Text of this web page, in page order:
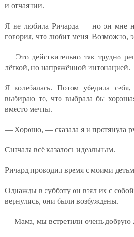
и отчаянии.
Я не любила Ричарда — но он мне
говорил, что любит меня. Возможно,
— Это действительно так трудно
лёгкой, но напряжённой интонацией.
Я колебалась. Потом убедила
выбираю то, что выбрала бы
вместо мечты.
— Хорошо, — сказала я и протянула
Сначала всё казалось идеальным.
Ричард проводил время с моими
Однажды в субботу он взял их с
вернулись, они были возбуждены.
— Мама, мы встретили очень добрую